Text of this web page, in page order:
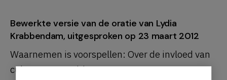
Bewerkte versie van de oratie van Lydia
Krabbendam, uitgesproken op 23 maart 2012
Waarnemen is voorspellen: Over de invloed van
cultuur op cognitie